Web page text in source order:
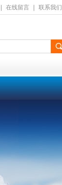
在线留言 联系我们